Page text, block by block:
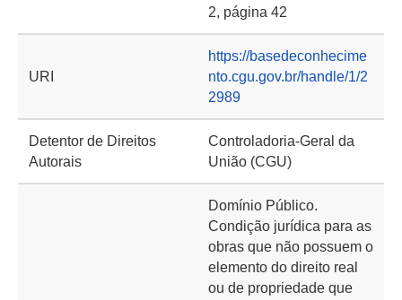
2, página 42
URI
https://basedeconhecime
nto.cgu.gov.br/handle/1/2
2989
Detentor de Direitos
Autorais
Controladoria-Geral da
União (CGU)
Domínio Público.
Condição jurídica para as
obras que não possuem o
elemento do direito real
ou de propriedade que